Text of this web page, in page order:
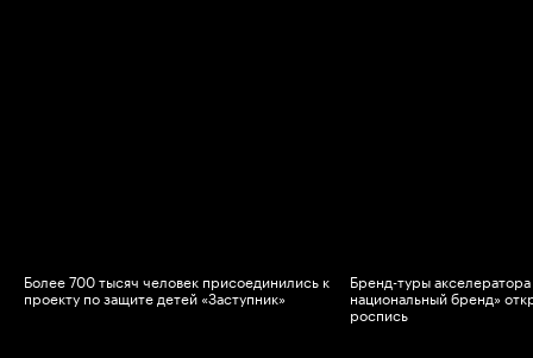
Более 700 тысяч человек присоединились к
проекту по защите детей «Заступник»
Бренд-туры
национальный бренд»
роспись